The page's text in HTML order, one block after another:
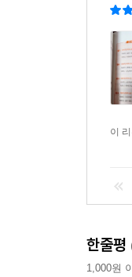
보인다
무력감
이
한줄평
1,000원